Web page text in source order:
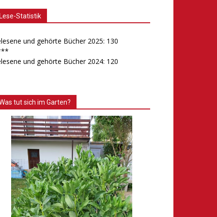
Lese-Statistik
und gehörte Bücher 2025: 130
und gehörte Bücher 2024: 120
tut sich im Garten?